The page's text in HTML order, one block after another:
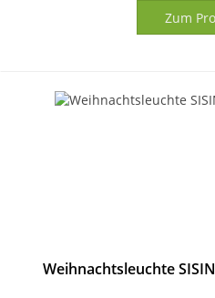
Zum
Weihnachtsleuchte